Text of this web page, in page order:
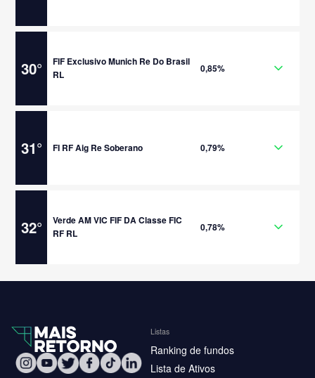
30°
FIF Exclusivo Munich Re Do Brasil
RL
0,85%
31° FI RF Aig Re Soberano 0,79%
32°
Verde AM VIC FIF DA Classe FIC
RF RL
0,78%
Listas
Ranking de fundos
Lista de Ativos